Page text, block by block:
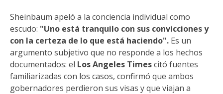
Sheinbaum apeló a la conciencia individual como
escudo: "Uno está tranquilo con sus convicciones y
con la certeza de lo que está haciendo". Es un
argumento subjetivo que no responde a los hechos
documentados: el Los Angeles Timescitó fuentes
familiarizadas con los casos, confirmó que ambos
gobernadores perdieron sus visas y que viajan a